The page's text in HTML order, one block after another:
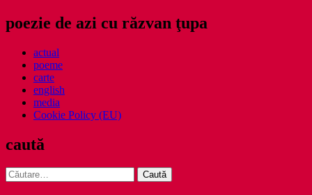
poezie de azi cu răzvan ţupa
actual
poeme
carte
english
media
Cookie Policy (EU)
caută
Caută
după: